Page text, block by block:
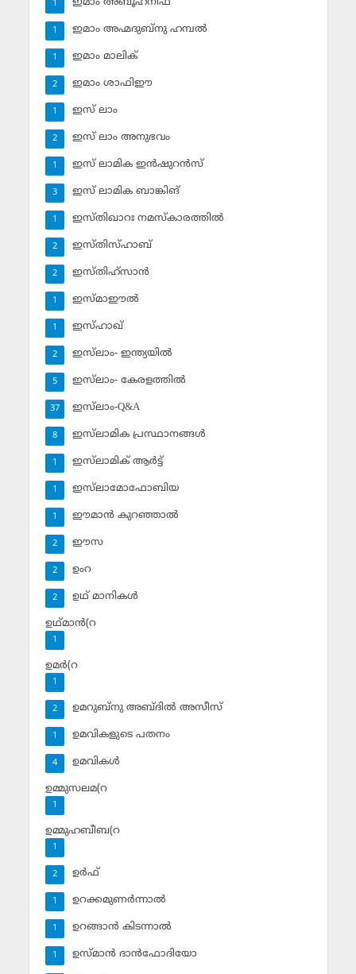
1
ഇമാം അഹ്മദുബ്‌നു ഹമ്പല്‍
1
ഇമാം മാലിക്
1
ഇമാം ശാഫിഈ
2
ഇസ് ലാം
1
ഇസ് ലാം അനുഭവം
2
ഇസ് ലാമിക ഇന്‍ഷുറന്‍സ്‌
1
ഇസ് ലാമിക ബാങ്കിങ്‌
3
ഇസ്തിഖാറഃ നമസ്‌കാരത്തില്‍
1
ഇസ്തിസ്ഹാബ്
2
ഇസ്തിഹ്‌സാന്‍
2
ഇസ്മാഈല്‍
1
ഇസ്ഹാഖ്‌
1
ഇസ്‌ലാം- ഇന്ത്യയില്‍
2
ഇസ്‌ലാം- കേരളത്തില്‍
5
ഇസ്‌ലാം-Q&A
37
ഇസ്‌ലാമിക പ്രസ്ഥാനങ്ങള്‍
8
ഇസ്‌ലാമിക് ആര്‍ട്ട്
1
ഇസ്‌ലാമോഫോബിയ
1
ഈമാന്‍ കുറഞ്ഞാല്‍
1
ഈസ
2
ഉംറ
2
ഉഥ് മാനികള്‍
2
ഉഥ്മാന്‍(റ
1
ഉമര്‍(റ
1
ഉമറുബ്‌നു അബ്ദില്‍ അസീസ്‌
2
ഉമവികളുടെ പതനം
1
ഉമവികള്‍
4
ഉമ്മുസലമ(റ
1
ഉമ്മുഹബീബ(റ
1
ഉര്‍ഫ്
2
ഉറക്കമുണര്‍ന്നാല്‍
1
ഉറങ്ങാന്‍ കിടന്നാല്‍
1
ഉസ്മാന്‍ ദാന്‍ഫോദിയോ
1